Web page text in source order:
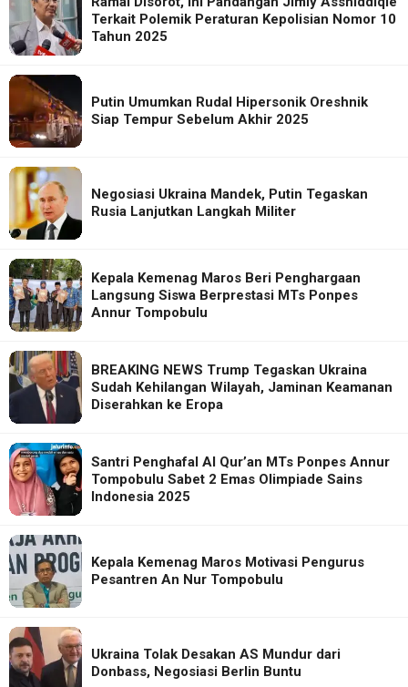
Terkait Polemik Peraturan Kepolisian Nomor 10
Tahun 2025
Putin Umumkan Rudal Hipersonik Oreshnik
Siap Tempur Sebelum Akhir 2025
Negosiasi Ukraina Mandek, Putin Tegaskan
Rusia Lanjutkan Langkah Militer
Kepala Kemenag Maros Beri Penghargaan
Langsung Siswa Berprestasi MTs Ponpes
Annur Tompobulu
BREAKING NEWS Trump Tegaskan Ukraina
Sudah Kehilangan Wilayah, Jaminan Keamanan
Diserahkan ke Eropa
Santri Penghafal Al Qur’an MTs Ponpes Annur
Tompobulu Sabet 2 Emas Olimpiade Sains
Indonesia 2025
Kepala Kemenag Maros Motivasi Pengurus
Pesantren An Nur Tompobulu
Ukraina Tolak Desakan AS Mundur dari
Donbass, Negosiasi Berlin Buntu